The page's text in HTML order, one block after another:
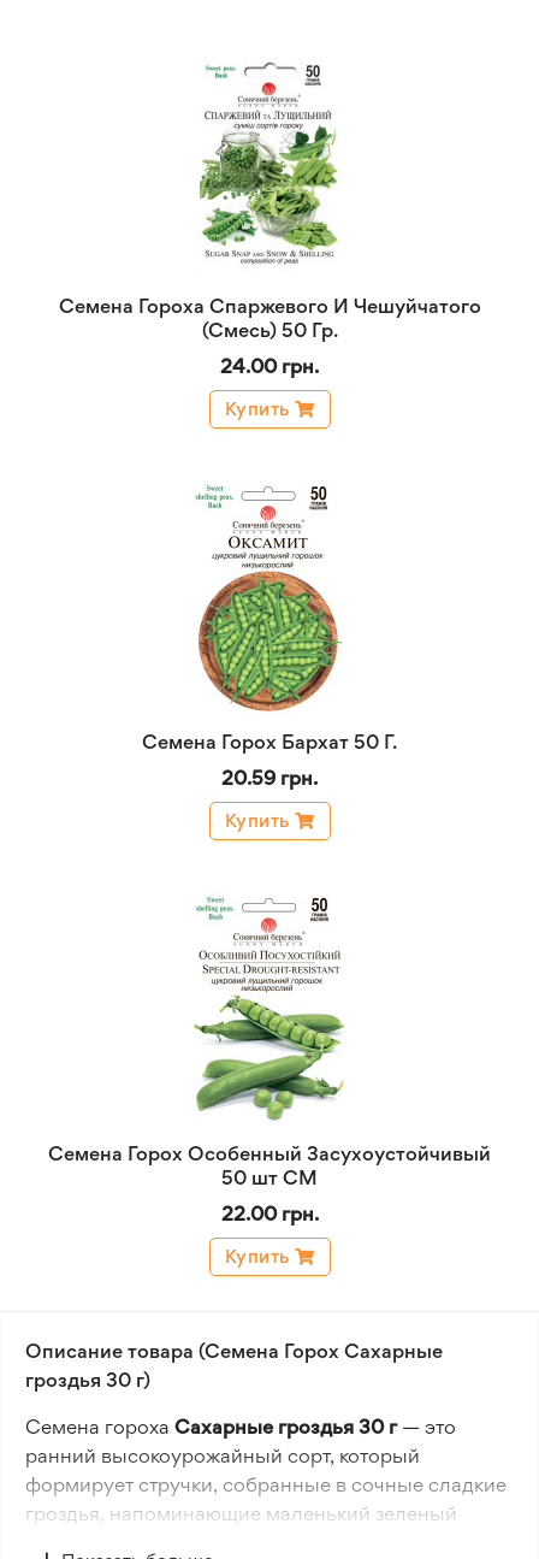
Семена Гороха Спаржевого И Чешуйчатого
(Смесь) 50 Гр.
24.00 грн.
Купить
Семена Горох Бархат 50 Г.
20.59 грн.
Купить
Семена Горох Особенный Засухоустойчивый
50 шт СМ
22.00 грн.
Купить
Описание товара (Семена Горох Сахарные
гроздья 30 г)
Семена гороха Сахарные гроздья 30 г— это
ранний высокоурожайный сорт, который
формирует стручки, собранные в сочные сладкие
гроздья, напоминающие маленький зеленый